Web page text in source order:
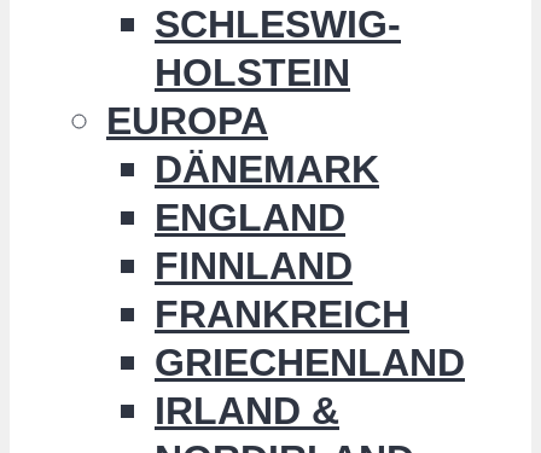
SCHLESWIG-
HOLSTEIN
EUROPA
DÄNEMARK
ENGLAND
FINNLAND
FRANKREICH
GRIECHENLAND
IRLAND &